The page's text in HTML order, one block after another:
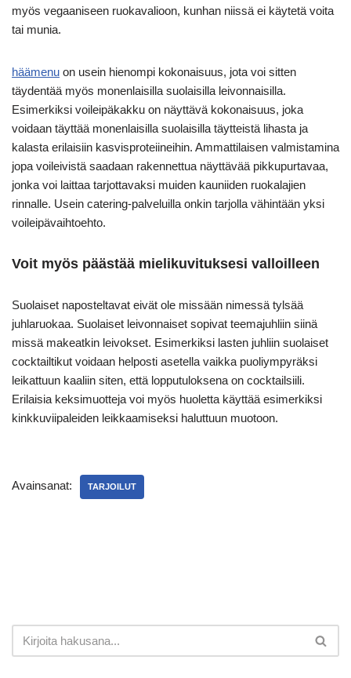
myös vegaaniseen ruokavalioon, kunhan niissä ei käytetä voita
tai munia.
häämenu on usein hienompi kokonaisuus, jota voi sitten
täydentää myös monenlaisilla suolaisilla leivonnaisilla.
Esimerkiksi voileipäkakku on näyttävä kokonaisuus, joka
voidaan täyttää monenlaisilla suolaisilla täytteistä lihasta ja
kalasta erilaisiin kasvisproteiineihin. Ammattilaisen valmistamina
jopa voileivistä saadaan rakennettua näyttävää pikkupurtavaa,
jonka voi laittaa tarjottavaksi muiden kauniiden ruokalajien
rinnalle. Usein catering-palveluilla onkin tarjolla vähintään yksi
voileipävaihtoehto.
Voit myös päästää mielikuvituksesi valloilleen
Suolaiset naposteltavat eivät ole missään nimessä tylsää
juhlaruokaa. Suolaiset leivonnaiset sopivat teemajuhliin siinä
missä makeatkin leivokset. Esimerkiksi lasten juhliin suolaiset
cocktailtikut voidaan helposti asetella vaikka puoliympyräksi
leikattuun kaaliin siten, että lopputuloksena on cocktailsiili.
Erilaisia keksimuotteja voi myös huoletta käyttää esimerkiksi
kinkkuviipaleiden leikkaamiseksi haluttuun muotoon.
Avainsanat: TARJOILUT